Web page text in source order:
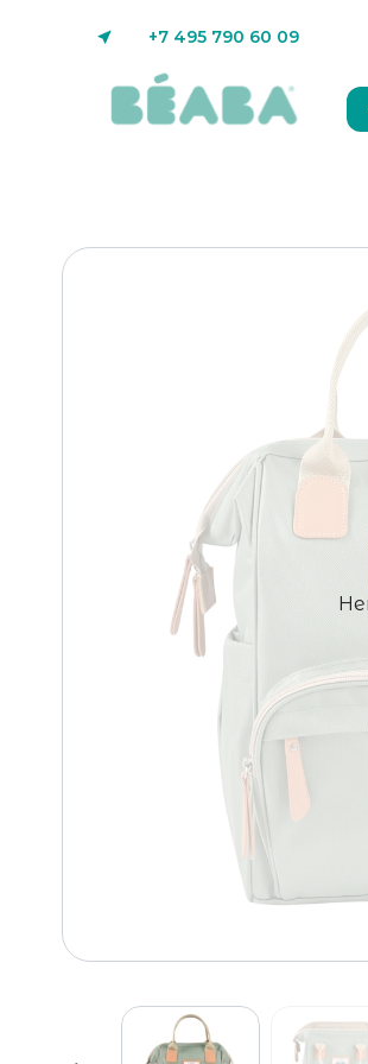
+7 495 790 60 09